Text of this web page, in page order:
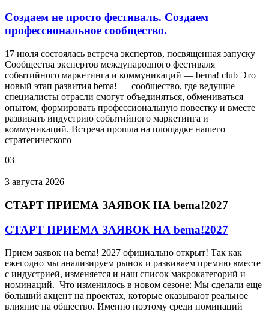
Создаем не просто фестиваль. Создаем
профессиональное сообщество.
17 июля состоялась встреча экспертов, посвященная запуску
Сообщества экспертов международного фестиваля
событийного маркетинга и коммуникаций — bema! club Это
новый этап развития bema! — сообщество, где ведущие
специалисты отрасли смогут объединяться, обмениваться
опытом, формировать профессиональную повестку и вместе
развивать индустрию событийного маркетинга и
коммуникаций. Встреча прошла на площадке нашего
стратегического
03
3 августа 2026
СТАРТ ПРИЕМА ЗАЯВОК НА bema!2027
СТАРТ ПРИЕМА ЗАЯВОК НА bema!2027
Прием заявок на bema! 2027 официально открыт! Так как
ежегодно мы анализируем рынок и развиваем премию вместе
с индустрией, изменяется и наш список макрокатегорий и
номинаций. Что изменилось в новом сезоне: Мы сделали еще
больший акцент на проектах, которые оказывают реальное
влияние на общество. Именно поэтому среди номинаций